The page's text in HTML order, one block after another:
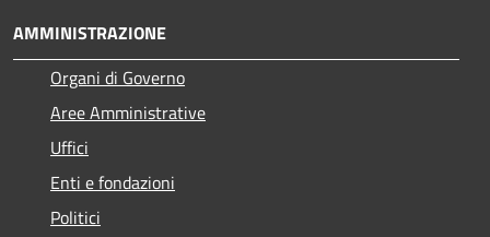
AMMINISTRAZIONE
Organi di Governo
Aree Amministrative
Uffici
Enti e fondazioni
Politici